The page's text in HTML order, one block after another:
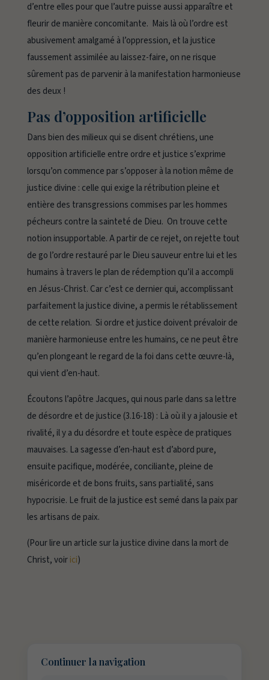
d’entre elles pour que l’autre puisse aussi apparaître et
fleurir de manière concomitante. Mais là où l’ordre est
abusivement amalgamé à l’oppression, et la justice
faussement assimilée au laissez-faire, on ne risque
sûrement pas de parvenir à la manifestation harmonieuse
des deux !
Pas d’opposition artificielle
Dans bien des milieux qui se disent chrétiens, une
opposition artificielle entre ordre et justice s’exprime
lorsqu’on commence par s’opposer à la notion même de
justice divine : celle qui exige la rétribution pleine et
entière des transgressions commises par les hommes
pécheurs contre la sainteté de Dieu. On trouve cette
notion insupportable. A partir de ce rejet, on rejette tout
de go l’ordre restauré par le Dieu sauveur entre lui et les
humains à travers le plan de rédemption qu’il a accompli
en Jésus-Christ. Car c’est ce dernier qui, accomplissant
parfaitement la justice divine, a permis le rétablissement
de cette relation. Si ordre et justice doivent prévaloir de
manière harmonieuse entre les humains, ce ne peut être
qu’en plongeant le regard de la foi dans cette œuvre-là,
qui vient d’en-haut.
Écoutons l’apôtre Jacques, qui nous parle dans sa lettre
de désordre et de justice (3.16-18) : Là où il y a jalousie et
rivalité, il y a du désordre et toute espèce de pratiques
mauvaises. La sagesse d’en-haut est d’abord pure,
ensuite pacifique, modérée, conciliante, pleine de
miséricorde et de bons fruits, sans partialité, sans
hypocrisie. Le fruit de la justice est semé dans la paix par
les artisans de paix.
(Pour lire un article sur la justice divine dans la mort de
Christ, voirici)
Continuer la navigation